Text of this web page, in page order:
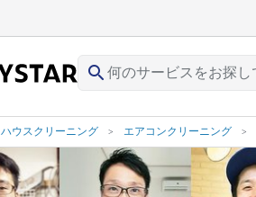
search
ハウスクリーニング エアコンクリーニング